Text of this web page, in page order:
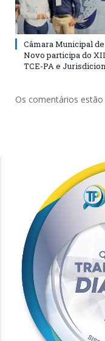
Câmara Municipal
Novo participa do
TCE-PA e
Os comentários estão